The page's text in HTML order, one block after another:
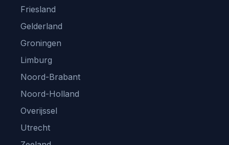
Friesland
Gelderland
Groningen
Limburg
Noord-Brabant
Noord-Holland
Overijssel
Utrecht